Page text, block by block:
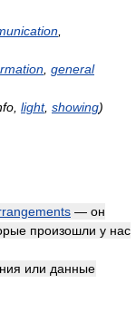
general
light, showing)
— он
произошли у нас
или данные